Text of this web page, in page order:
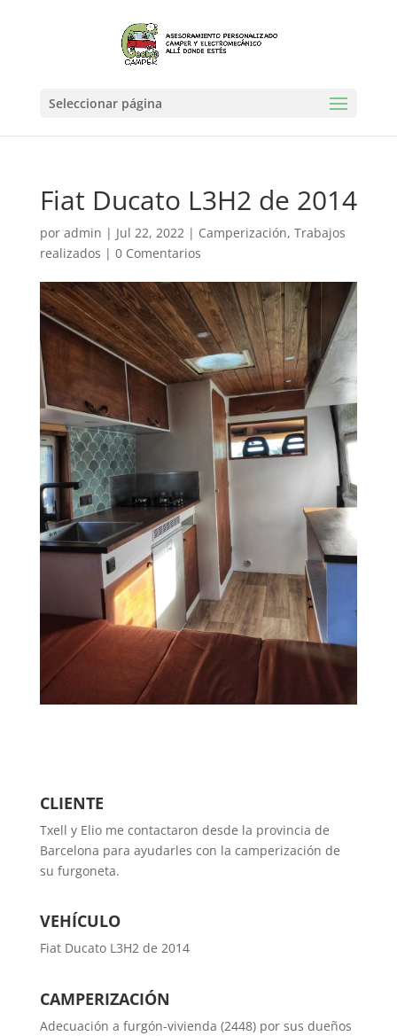
Seleccionar página
Fiat Ducato L3H2 de 2014
por admin | Jul 22, 2022| Camperización, Trabajos
realizados | 0 Comentarios
CLIENTE
Txell y Elio me contactaron desde la provincia de
Barcelona para ayudarles con la camperización de
su furgoneta.
VEHÍCULO
Fiat Ducato L3H2 de 2014
CAMPERIZACIÓN
Adecuación a furgón-vivienda (2448) por sus dueños